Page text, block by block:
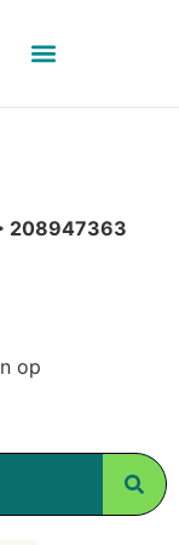
208947363
op